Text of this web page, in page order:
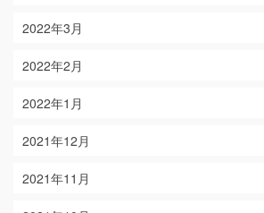
2022年3月
2022年2月
2022年1月
2021年12月
2021年11月